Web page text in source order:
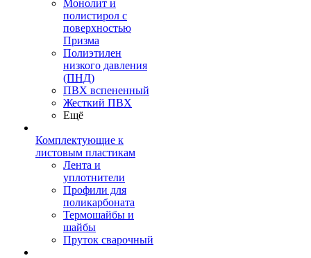
Монолит и
полистирол с
поверхностью
Призма
Полиэтилен
низкого давления
(ПНД)
ПВХ вспененный
Жесткий ПВХ
Ещё
Комплектующие к
листовым пластикам
Лента и
уплотнители
Профили для
поликарбоната
Термошайбы и
шайбы
Пруток сварочный